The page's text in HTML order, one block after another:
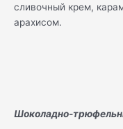
сливочный крем,
арахисом.
Шоколадно-